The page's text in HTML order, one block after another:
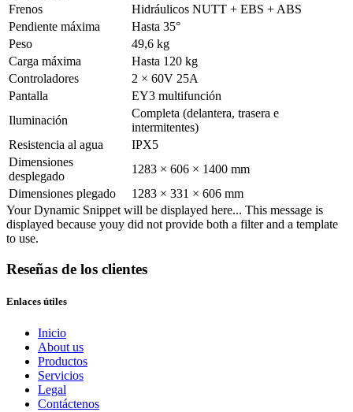
Frenos
Hidráulicos NUTT + EBS + ABS
Pendiente máxima
Hasta 35°
Peso
49,6 kg
Carga máxima
Hasta 120 kg
Controladores
2 × 60V 25A
Pantalla
EY3 multifunción
Iluminación
Completa (delantera, trasera e
intermitentes)
Resistencia al agua
IPX5
Dimensiones
desplegado
1283 × 606 × 1400 mm
Dimensiones plegado
1283 × 331 × 606 mm
Your Dynamic Snippet will be displayed here... This message is
displayed because youy did not provide both a filter and a template
to use.
Reseñas de los clientes
Enlaces útiles
Inicio
About us
Productos
Servicios
Legal
Contáctenos